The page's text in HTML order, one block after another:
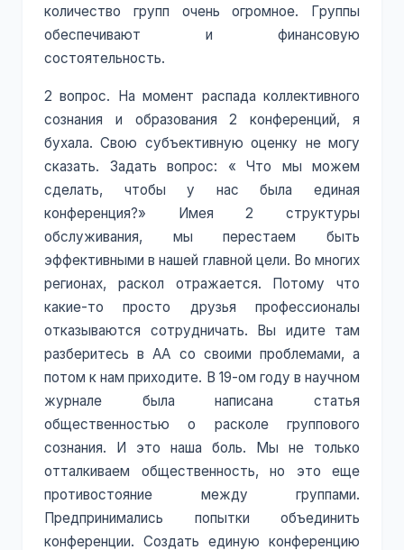
количество групп очень огромное. Группы
обеспечивают и финансовую
состоятельность.
2 вопрос. На момент распада коллективного
сознания и образования 2 конференций, я
бухала. Свою субъективную оценку не могу
сказать. Задать вопрос: « Что мы можем
сделать, чтобы у нас была единая
конференция?» Имея 2 структуры
обслуживания, мы перестаем быть
эффективными в нашей главной цели. Во многих
регионах, раскол отражается. Потому что
какие-то просто друзья профессионалы
отказываются сотрудничать. Вы идите там
разберитесь в АА со своими проблемами, а
потом к нам приходите. В 19-ом году в научном
журнале была написана статья
общественностью о расколе группового
сознания. И это наша боль. Мы не только
отталкиваем общественность, но это еще
противостояние между группами.
Предпринимались попытки объединить
конференции. Создать единую конференцию